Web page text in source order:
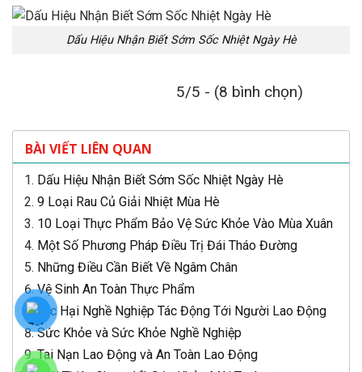
Dấu Hiệu Nhận Biết Sớm Sốc Nhiệt Ngày Hè
5/5 - (8 bình chọn)
BÀI VIẾT LIÊN QUAN
Dấu Hiệu Nhận Biết Sớm Sốc Nhiệt Ngày Hè
9 Loại Rau Củ Giải Nhiệt Mùa Hè
10 Loại Thực Phẩm Bảo Vệ Sức Khỏe Vào Mùa Xuân
Một Số Phương Pháp Điều Trị Đái Tháo Đường
Những Điều Cần Biết Về Ngâm Chân
Vệ Sinh An Toàn Thực Phẩm
Tác Hại Nghề Nghiệp Tác Động Tới Người Lao Động
Sức Khỏe và Sức Khỏe Nghề Nghiệp
Tai Nạn Lao Động và An Toàn Lao Động